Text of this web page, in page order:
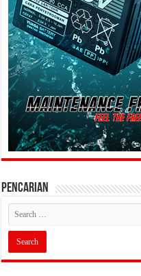
PENCARIAN